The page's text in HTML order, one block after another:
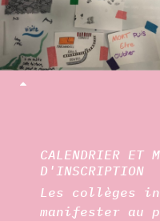
CALENDRIER ET
D'INSCRIPTION
Les collèges
manifester au